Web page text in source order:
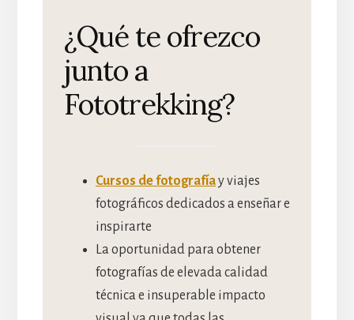
¿Qué te ofrezco
junto a
Fototrekking?
Cursos de fotografíay viajes
fotográficos dedicados a enseñar e
inspirarte
La oportunidad para obtener
fotografías de elevada calidad
técnica e insuperable impacto